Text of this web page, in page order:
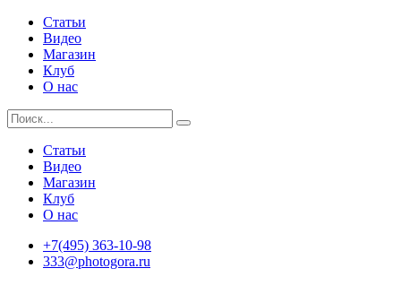
Статьи
Видео
Магазин
Клуб
О нас
Статьи
Видео
Магазин
Клуб
О нас
+7(495) 363-10-98
333@photogora.ru